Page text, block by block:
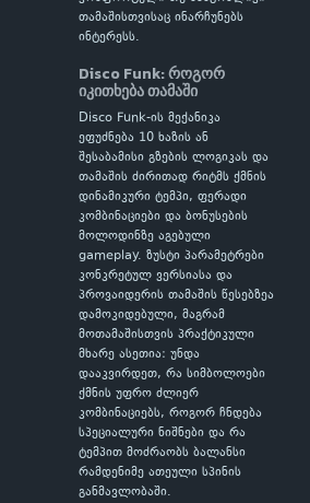
თამაშისთვისაც ინარჩუნებს
ინტერესს.
Disco Funk: როგორ
იკითხება თამაში
Disco Funk-ის მექანიკა
ეფუძნება 10 ხაზის ან
შესაბამისი გზების ლოგიკას და
თამაშის ძირითად რიტმს ქმნის
დინამიკური ტემპი, ფერადი
კომბინაციები და ბონუსების
მოლოდინზე აგებული
gameplay. ზუსტი პარამეტრები
კონკრეტულ ვერსიასა და
პროვაიდერის თამაშის წესებზეა
დამოკიდებული, მაგრამ
მოთამაშისთვის პრაქტიკული
მხარე ასეთია: უნდა
დააკვირდეთ, რა სიმბოლოები
ქმნის უფრო ძლიერ
კომბინაციებს, როგორ ჩნდება
სპეციალური ნიშნები და რა
ტემპით მოძრაობს ბალანსი
რამდენიმე ათეული სპინის
განმავლობაში.